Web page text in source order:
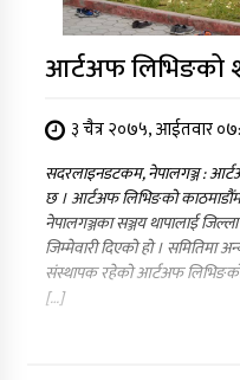
आर्टअफ लिभिङको
३ चैत्र २०७५, आईतवार
सदरलाइनडटकम, नेपालगञ्ज :
छ । आर्टअफ लिभिङको
नेपालगञ्जका सञ्जय थापालाई
जिम्मेवारी दिएको हो । समितिमा
संस्थापक रहेको आर्टअफ
[…]